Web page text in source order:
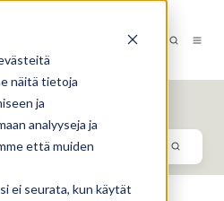
näitä tietoja
ja
analyyseja ja
että muiden
ei seurata, kun käytät
FI-FI